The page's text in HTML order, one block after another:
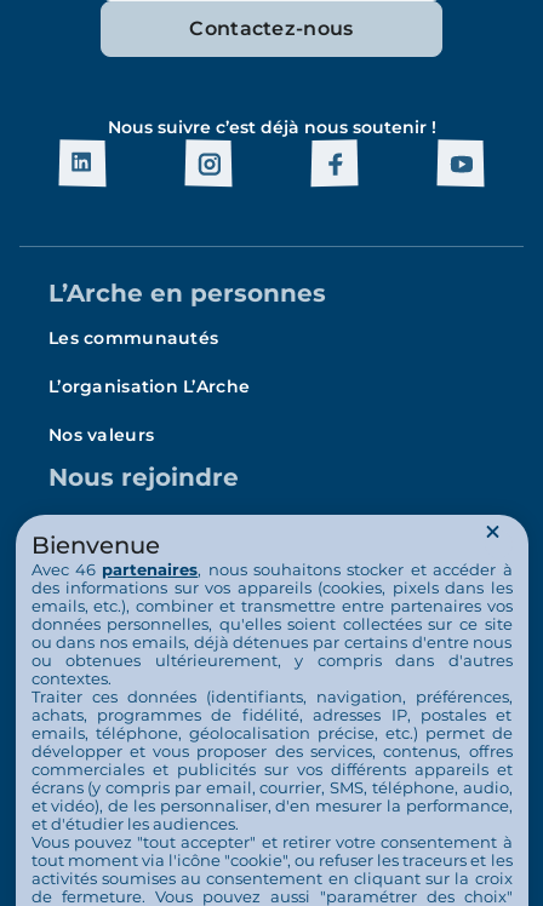
Contactez-nous
Nous suivre c’est déjà nous soutenir !
L’Arche en personnes
Les communautés
L’organisation L’Arche
Nos valeurs
Nous rejoindre
Bénévolat
Habitat solidaire
Nous soutenir
Faire un don ponctuel
Faire un don mensuel
Contact
Espace Presse
Bienvenue
Avec 46 partenaires, nous souhaitons stocker et accéder à
des informations sur vos appareils (cookies, pixels dans les
emails, etc.), combiner et transmettre entre partenaires vos
données personnelles, qu'elles soient collectées sur ce site
ou dans nos emails, déjà détenues par certains d'entre nous
ou obtenues ultérieurement, y compris dans d'autres
contextes.
Traiter ces données (identifiants, navigation, préférences,
achats, programmes de fidélité, adresses IP, postales et
emails, téléphone, géolocalisation précise, etc.) permet de
développer et vous proposer des services, contenus, offres
commerciales et publicités sur vos différents appareils et
écrans (y compris par email, courrier, SMS, téléphone, audio,
et vidéo), de les personnaliser, d'en mesurer la performance,
et d'étudier les audiences.
Vous pouvez "tout accepter" et retirer votre consentement à
tout moment via l'icône "cookie", ou refuser les traceurs et les
activités soumises au consentement en cliquant sur la croix
de fermeture. Vous pouvez aussi "paramétrer des choix"